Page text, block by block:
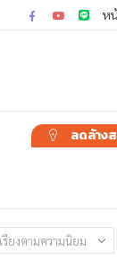
ห
ลดล้าง